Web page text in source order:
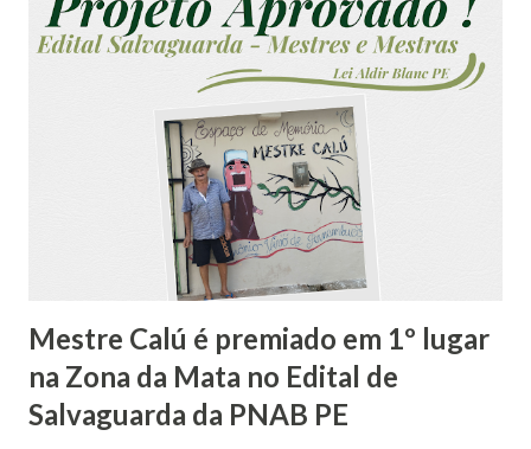
Mamulengo Flor de Jasmim, muito tradicional nas
festividades de fim de ano de Vicência. De Carpina, vem o
Mestre João Galego com o Mamulengo Nova Geração, com
quase 40 anos de brincadeiras. De Tracunhaém vem o
Mamulengo Americano do Mestre Beto, são várias décadas
brincando e divertindo adultos e crianças. Com mais de 90
anos, o Mestre Vitalino vem com seu Mamulengo da
Saudade da cidade de Nazaré da Mata. Mestre Bibiu, do
Mamulengo Sorriso Encan...
Mestre Calú é premiado em 1º lugar
na Zona da Mata no Edital de
Salvaguarda da PNAB PE